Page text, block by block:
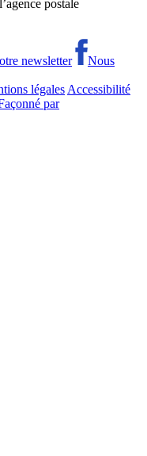
postale
newsletter
Nous
légales Accessibilité
par